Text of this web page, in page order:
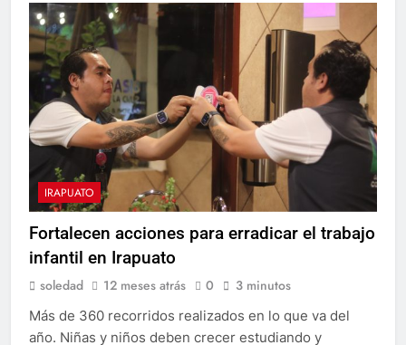
IRAPUATO
Fortalecen acciones para erradicar el trabajo
infantil en Irapuato
soledad 12 meses atrás 0 3 minutos
Más de 360 recorridos realizados en lo que va del
año. Niñas y niños deben crecer estudiando y